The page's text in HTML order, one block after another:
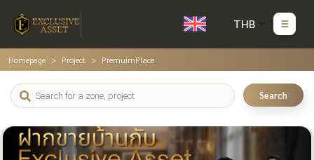
THB
Homepage Project PremuimPlace
Search